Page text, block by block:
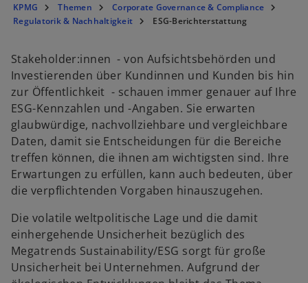
KPMG Themen
Corporate Governance & Compliance
Regulatorik & Nachhaltigkeit
ESG-Berichterstattung
Stakeholder:innen - von Aufsichtsbehörden und
Investierenden über Kundinnen und Kunden bis hin
zur Öffentlichkeit - schauen immer genauer auf Ihre
ESG-Kennzahlen und -Angaben. Sie erwarten
glaubwürdige, nachvollziehbare und vergleichbare
Daten, damit sie Entscheidungen für die Bereiche
treffen können, die ihnen am wichtigsten sind. Ihre
Erwartungen zu erfüllen, kann auch bedeuten, über
die verpflichtenden Vorgaben hinauszugehen.
Die volatile weltpolitische Lage und die damit
einhergehende Unsicherheit bezüglich des
Megatrends Sustainability/ESG sorgt für große
Unsicherheit bei Unternehmen. Aufgrund der